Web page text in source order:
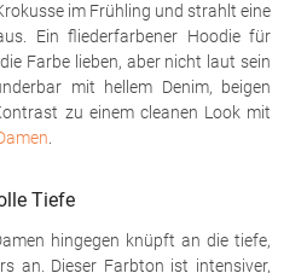
im Frühling und strahlt eine
Ein fliederfarbener Hoodie für
Farbe lieben, aber nicht laut sein
mit hellem Denim, beigen
zu einem cleanen Look mit
Tiefe
hingegen knüpft an die tiefe,
an. Dieser Farbton ist intensiver,